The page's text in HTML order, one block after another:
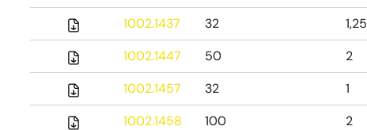
1002.1437
32 1,25
1002.1447
50 2
1002.1457
32 1
1002.1458
100 2